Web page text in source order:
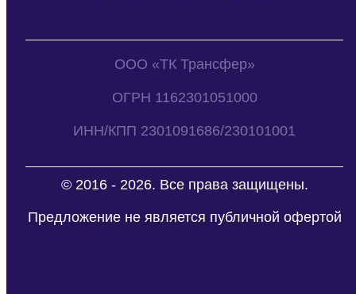
ООО «ТК Трансфер»
ОГРН 1162301051000
ИНН/КПП 2301091686/230101001
© 2016 - 2026. Все права защищены.
Предложение не является публичной офертой